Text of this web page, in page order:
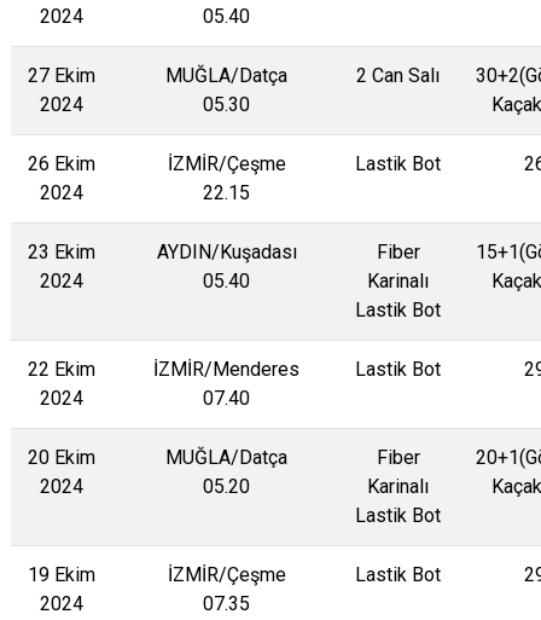
2024
05.40
27 Ekim
2024
MUĞLA/Datça
05.30
2 Can Salı
26 Ekim
2024
İZMİR/Çeşme
22.15
Lastik Bot
23 Ekim
2024
AYDIN/Kuşadası
05.40
Fiber
Karinalı
Lastik Bot
22 Ekim
2024
İZMİR/Menderes
07.40
Lastik Bot
20 Ekim
2024
MUĞLA/Datça
05.20
Fiber
Karinalı
Lastik Bot
19 Ekim
2024
İZMİR/Çeşme
07.35
Lastik Bot